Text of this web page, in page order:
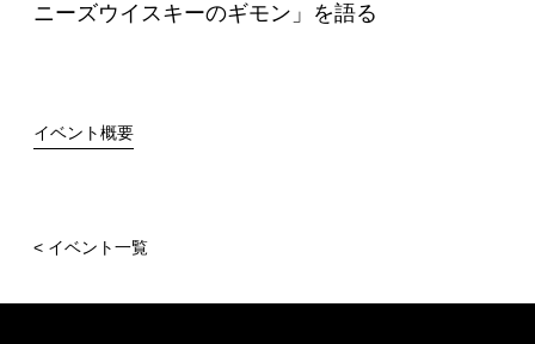
ニーズウイスキーのギモン」を語る
イベント概要
< イベント一覧